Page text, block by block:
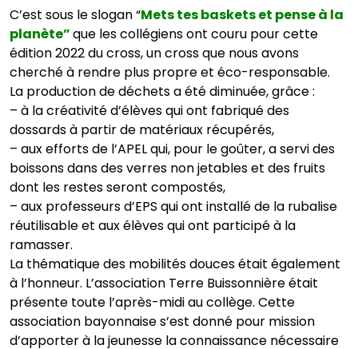
C’est sous le slogan “Mets tes baskets et pense à la
planète”que les collégiens ont couru pour cette
édition 2022 du cross, un cross que nous avons
cherché à rendre plus propre et éco-responsable.
La production de déchets a été diminuée, grâce :
– à la créativité d’élèves qui ont fabriqué des
dossards à partir de matériaux récupérés,
– aux efforts de l’APEL qui, pour le goûter, a servi des
boissons dans des verres non jetables et des fruits
dont les restes seront compostés,
– aux professeurs d’EPS qui ont installé de la rubalise
réutilisable et aux élèves qui ont participé à la
ramasser.
La thématique des mobilités douces était également
à l’honneur. L’association Terre Buissonnière était
présente toute l’après-midi au collège. Cette
association bayonnaise s’est donné pour mission
d’apporter à la jeunesse la connaissance nécessaire